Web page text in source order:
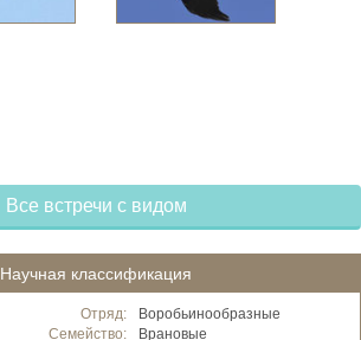
Все встречи с видом
Научная классификация
Отряд:
Воробьинообразные
Семейство:
Врановые